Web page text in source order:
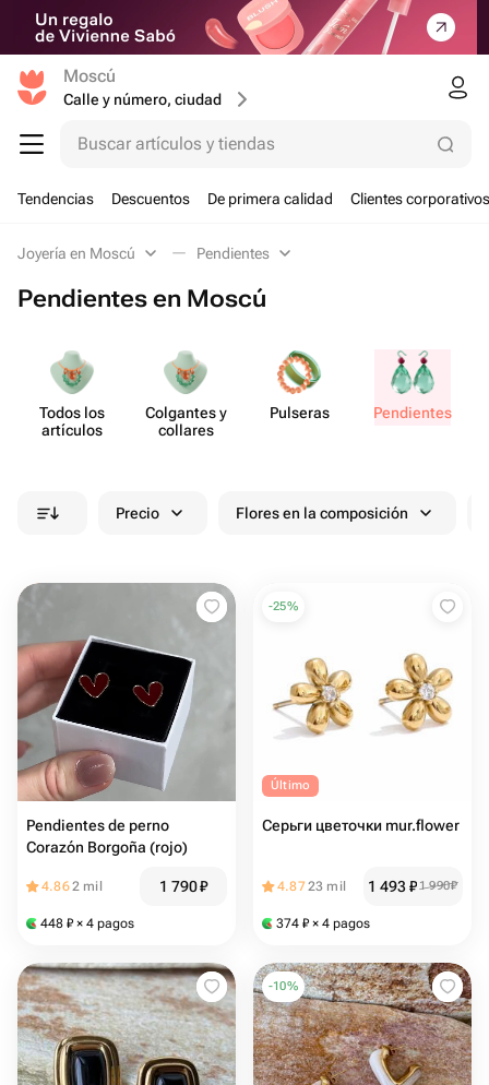
Moscú
Calle y número, ciudad
Buscar artículos y tiendas
Tendencias Descuentos De primera calidad Clientes corporativos
Joyería en Moscú Pendientes
Pendientes en Moscú
Todos los
artículos
Colgantes y
collares
Pulseras Pend​ientes
Precio Flores en la composición
Pendientes de perno
Corazón Borgoña (rojo)
4.862 mil 1 790₽
448 ₽ × 4 pagos
-25%
Último
Серьги цветочки mur.flower
4.8723 mil 1 493₽1 990₽
374 ₽ × 4 pagos
-10%